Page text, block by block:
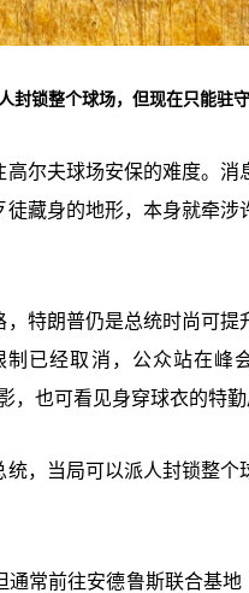
封锁整个球场，但现在只能驻
尔夫球场安保的难度。
藏身的地形，本身就牵
特朗普仍是总统时尚可
已经取消，公众站在峰
也可看见身穿球衣的特勤
，当局可以派人封锁整
常前往安德鲁斯联合基